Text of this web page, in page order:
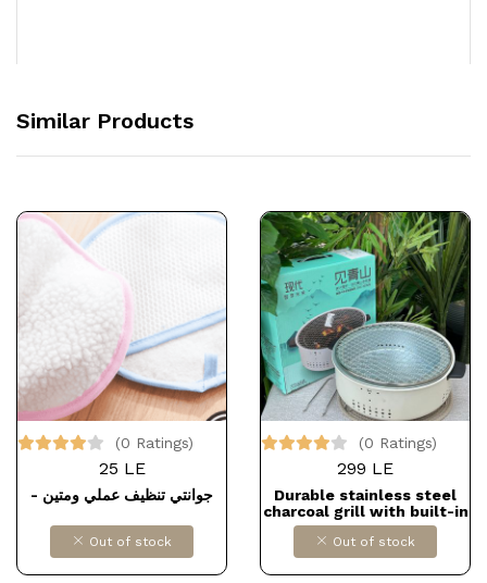
Similar Products
(0 Ratings)
25 LE
- جوانتي تنظيف عملي ومتين
Out of stock
(0 Ratings)
299 LE
Durable stainless steel
charcoal grill with built-in
pot, grate, and
comfortable handles for
easy useDollars for impor
B0F9X2DSXV
Out of stock